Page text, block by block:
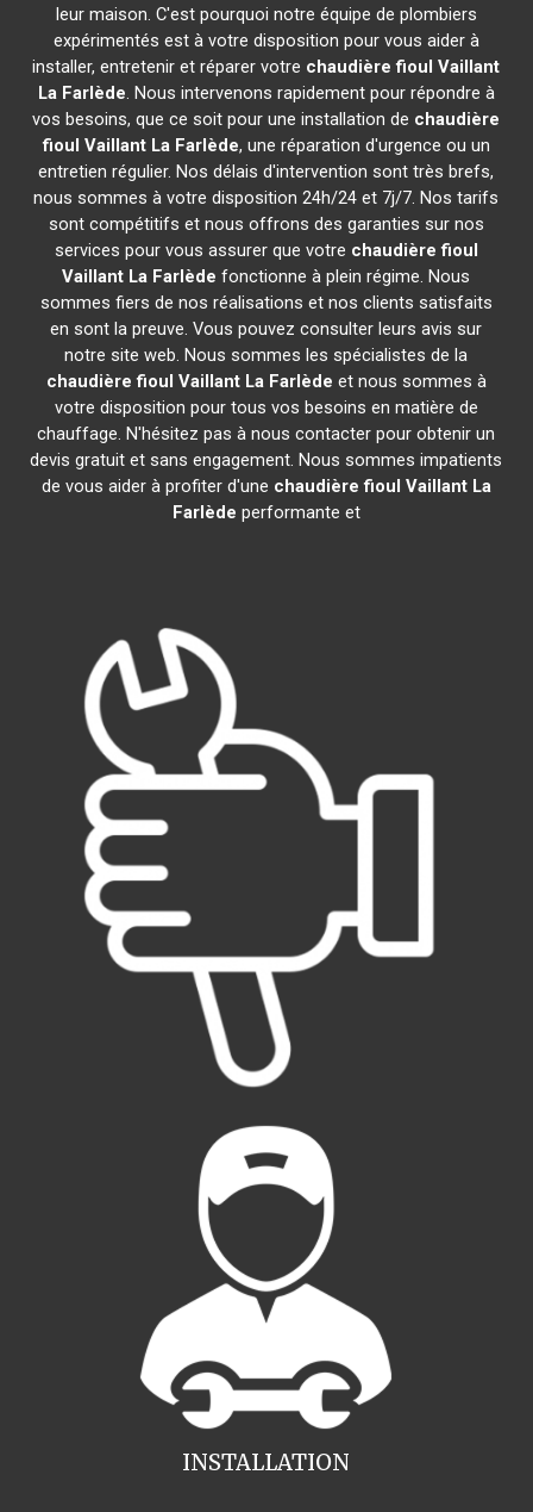
leur maison. C'est pourquoi notre équipe de plombiers
expérimentés est à votre disposition pour vous aider à
installer, entretenir et réparer votre chaudière fioul Vaillant
La Farlède. Nous intervenons rapidement pour répondre à
vos besoins, que ce soit pour une installation de chaudière
fioul Vaillant La Farlède, une réparation d'urgence ou un
entretien régulier. Nos délais d'intervention sont très brefs,
nous sommes à votre disposition 24h/24 et 7j/7. Nos tarifs
sont compétitifs et nous offrons des garanties sur nos
services pour vous assurer que votre chaudière fioul
Vaillant La Farlède fonctionne à plein régime. Nous
sommes fiers de nos réalisations et nos clients satisfaits
en sont la preuve. Vous pouvez consulter leurs avis sur
notre site web. Nous sommes les spécialistes de la
chaudière fioul Vaillant La Farlède et nous sommes à
votre disposition pour tous vos besoins en matière de
chauffage. N'hésitez pas à nous contacter pour obtenir un
devis gratuit et sans engagement. Nous sommes impatients
de vous aider à profiter d'une chaudière fioul Vaillant La
Farlède performante et
INSTALLATION